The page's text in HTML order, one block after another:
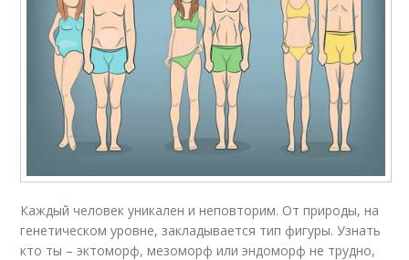
Каждый человек уникален и неповторим. От природы, на
генетическом уровне, закладывается тип фигуры. Узнать
кто ты – эктоморф, мезоморф или эндоморф не трудно,